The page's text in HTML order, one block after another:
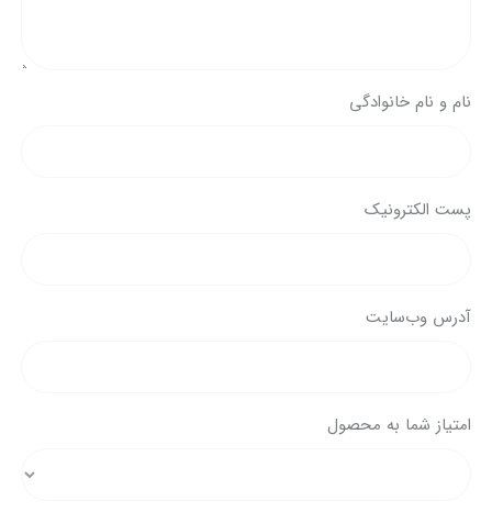
نام و نام خانوادگی
پست الکترونیک
آدرس وب‌سایت
امتیاز شما به محصول